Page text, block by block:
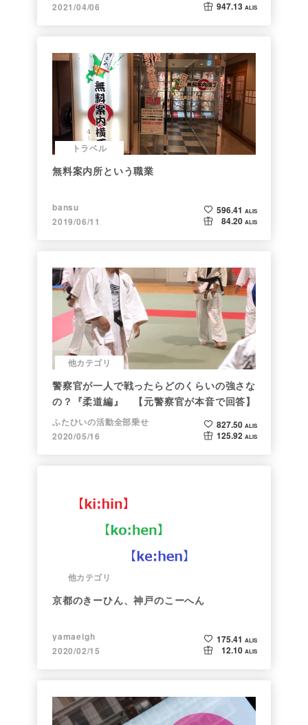
2021/04/06
947.13 ALIS
トラベル
無料案内所という職業
bansu
2019/06/11
596.41 ALIS
84.20 ALIS
他カテゴリ
警察官が一人で戦ったらどのくらいの強さな
の？『柔道編』 【元警察官が本音で回答】
ふたひいの活動全部乗せ
2020/05/16
827.50 ALIS
125.92 ALIS
他カテゴリ
京都のきーひん、神戸のこーへん
yamaeigh
2020/02/15
175.41 ALIS
12.10 ALIS